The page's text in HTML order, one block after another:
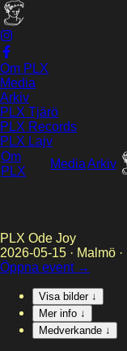
Om PLX
Media
Arkiv
PLX Tjärö
PLX Records
PLX Lajv
Om
PLX
MediaArkiv
PLX Ode Joy
2026-05-15 · Malmö ·
Öppna event →
Visa bilder ↓
Mer info ↓
Medverkande ↓